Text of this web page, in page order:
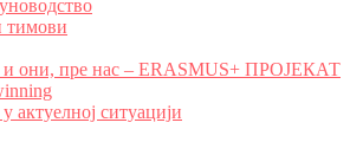
тимови
они, пре нас – ERASMUS+ ПРОЈЕКАТ
актуелној ситуацији